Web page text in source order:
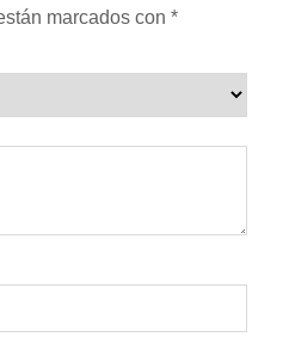
marcados con *